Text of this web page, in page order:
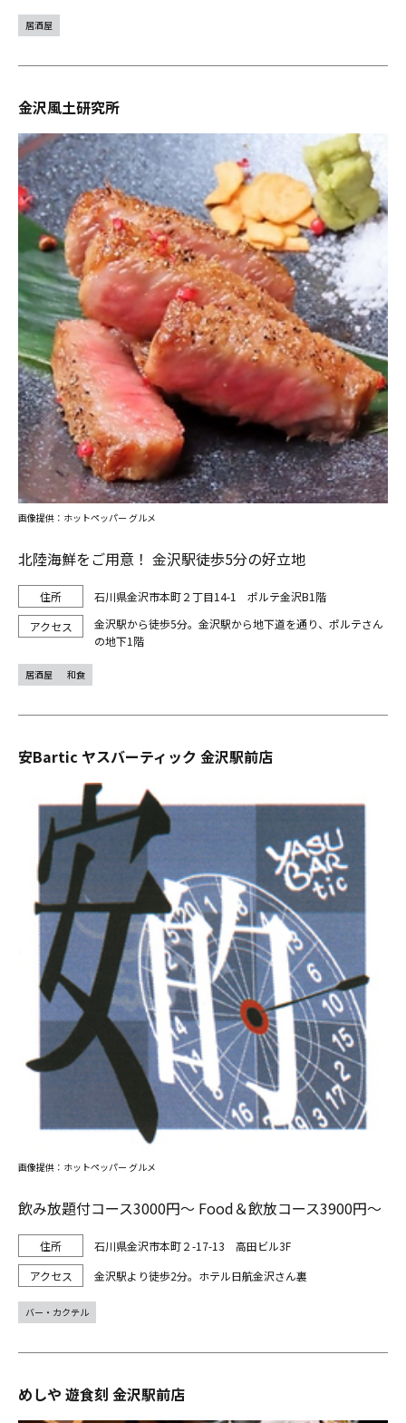
居酒屋
金沢風土研究所
北陸海鮮をご用意！ 金沢駅徒歩5分の好立地
石川県金沢市本町２丁目14-1 ポルテ金沢B1階
金沢駅から徒歩5分。金沢駅から地下道を通り、ポルテさん
の地下1階
画像提供：ホットペッパー グルメ
居酒屋 和食
安Bartic ヤスバーティック 金沢駅前店
飲み放題付コース3000円～ Food＆飲放コース3900円～
石川県金沢市本町２-17-13 高田ビル3F
金沢駅より徒歩2分。ホテル日航金沢さん裏
画像提供：ホットペッパー グルメ
バー・カクテル
めしや 遊食刻 金沢駅前店